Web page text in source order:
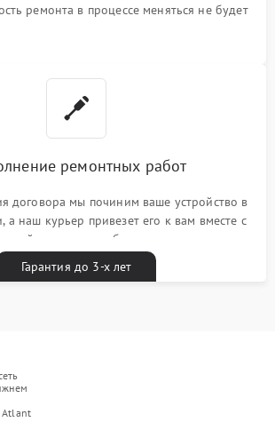
ремонта в процессе меняться не будет
ремонтных работ
договора мы починим ваше устройство в
а наш курьер привезет его к вам вместе с
талоном бесплатно
Гарантия до 3-х лет
Atlant